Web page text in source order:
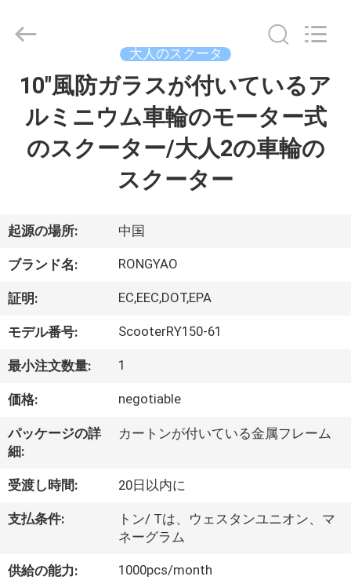
家
ク
ト
私
達
つ
い
て
工
場
Shanghai
Rongyao
Rights
Reserved.
大人のスクータ
10"風防ガラスが付いているア
ルミニウム車輪のモーター式
のスクーター/大人2の車輪の
スクーター
起源の場所: 中国
ブランド名: RONGYAO
証明: EC,EEC,DOT,EPA
モデル番号: ScooterRY150-61
最小注文数量: 1
価格: negotiable
パッケージの詳
細:
カートンが付いている金属フレーム
受渡し時間: 20日以内に
支払条件:
トン/ Tは、ウェスタンユニオン、マ
ネーグラム
供給の能力: 1000pcs/month